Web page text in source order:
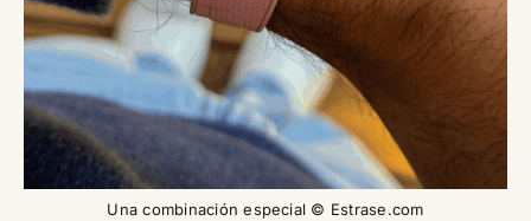
Una combinación especial © Estrase.com